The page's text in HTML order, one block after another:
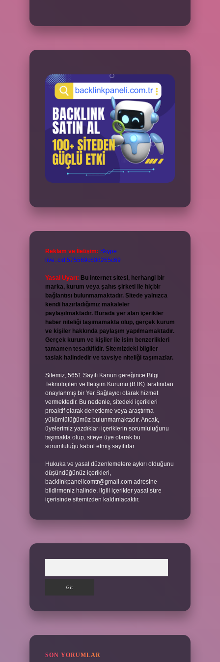
Reklam ve İletişim: Skype:
live:.cid.575569c608265c69
Yasal Uyarı: Bu internet sitesi, herhangi bir
marka, kurum veya şahıs şirketi ile hiçbir
bağlantısı bulunmamaktadır. Sitede yalnızca
kendi hazırladığımız makaleler
paylaşılmaktadır. Burada yer alan içerikler
haber niteliği taşımamakta olup, gerçek kurum
ve kişiler hakkında paylaşım yapılmamaktadır.
Gerçek kurum ve kişiler ile isim benzerlikleri
tamamen tesadüfidir. Sitemizdeki bilgiler
taslak halindedir ve tavsiye niteliği taşımazlar.
Sitemiz, 5651 Sayılı Kanun gereğince Bilgi
Teknolojileri ve İletişim Kurumu (BTK) tarafından
onaylanmış bir Yer Sağlayıcı olarak hizmet
vermektedir. Bu nedenle, sitedeki içerikleri
proaktif olarak denetleme veya araştırma
yükümlülüğümüz bulunmamaktadır. Ancak,
üyelerimiz yazdıkları içeriklerin sorumluluğunu
taşımakta olup, siteye üye olarak bu
sorumluluğu kabul etmiş sayılırlar.
Hukuka ve yasal düzenlemelere aykırı olduğunu
düşündüğünüz içerikleri,
backlinkpanelicomtr@gmail.com adresine
bildirmeniz halinde, ilgili içerikler yasal süre
içerisinde sitemizden kaldırılacaktır.
SON YORUMLAR